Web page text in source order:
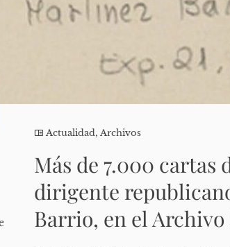
Actualidad,Archivos
Más de 7.000 cartas
dirigente
Barrio, en el